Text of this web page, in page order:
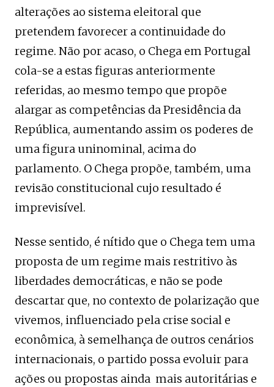
alterações ao sistema eleitoral que
pretendem favorecer a continuidade do
regime. Não por acaso, o Chega em Portugal
cola-se a estas figuras anteriormente
referidas, ao mesmo tempo que propõe
alargar as competências da Presidência da
República, aumentando assim os poderes de
uma figura uninominal, acima do
parlamento. O Chega propõe, também, uma
revisão constitucional cujo resultado é
imprevisível.
Nesse sentido, é nítido que o Chega tem uma
proposta de um regime mais restritivo às
liberdades democráticas, e não se pode
descartar que, no contexto de polarização que
vivemos, influenciado pela crise social e
econômica, à semelhança de outros cenários
internacionais, o partido possa evoluir para
ações ou propostas ainda mais autoritárias e